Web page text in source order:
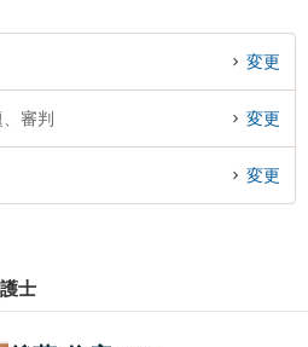
変更
審判 変更
変更
士